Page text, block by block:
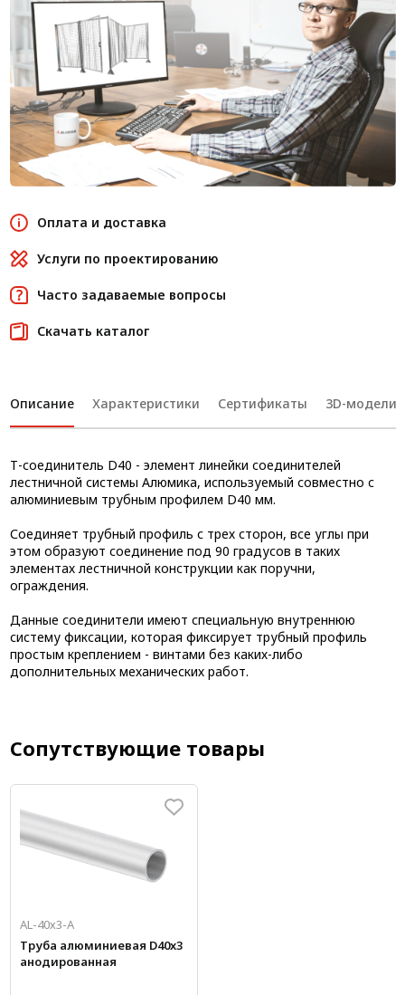
Оплата и доставка
Услуги по проектированию
Часто задаваемые вопросы
Скачать каталог
Описание Характеристики Сертификаты 3D-модели
Т-соединитель D40 - элемент линейки соединителей
лестничной системы Алюмика, используемый совместно с
алюминиевым трубным профилем D40 мм.
Соединяет трубный профиль с трех сторон, все углы при
этом образуют соединение под 90 градусов в таких
элементах лестничной конструкции как поручни,
ограждения.
Данные соединители имеют специальную внутреннюю
систему фиксации, которая фиксирует трубный профиль
простым креплением - винтами без каких-либо
дополнительных механических работ.
Сопутствующие товары
AL-40х3-А
Труба алюминиевая D40x3
анодированная